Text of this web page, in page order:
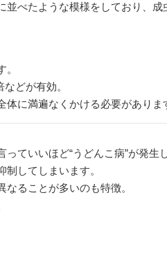
べたような模様をしており、
どが有効。
に満遍なくかける必要がありま
ていいほど“うどんこ病”が発生
してしまいます。
ることが多いのも特徴。